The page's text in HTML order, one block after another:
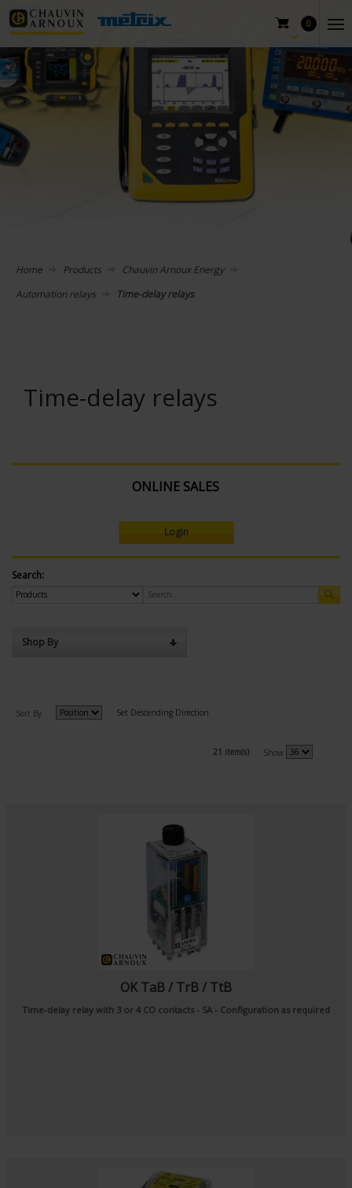
0
Home Products
Chauvin Arnoux Energy
Automation relays
Time-delay relays
Time-delay relays
ONLINE SALES
Login
Search:
Shop By
Sort By Set Descending Direction
21 item(s) Show
OK TaB / TrB / TtB
Time-delay relay with 3 or 4 CO contacts - 5A - Configuration as required